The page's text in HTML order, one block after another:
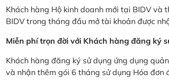
Khách hàng Hộ kinh doanh mới tại BIDV
BIDV trong tháng đầu mở tài khoản được
Miễn phí trọn đời với Khách hàng đăng ký
Khách hàng đăng ký sử dụng ứng dụng
và nhận thêm gói 6 tháng sử dụng Hóa đơn